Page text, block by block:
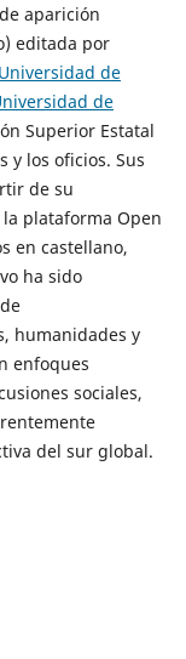
aparición
editada por
de
de
Superior Estatal
y los oficios. Sus
de su
plataforma Open
en castellano,
ha sido
humanidades y
enfoques
sociales,
del sur global.